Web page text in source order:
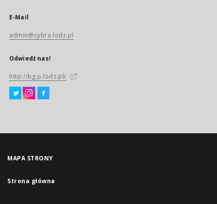
E-Mail
admin@cybra.lodz.pl
Odwiedź nas!
http://bg.p.lodz.pl/
MAPA STRONY
Strona główna